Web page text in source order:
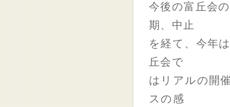
今後の富丘会
期、中止
を経て、今年
丘会で
はリアルの開
スの感